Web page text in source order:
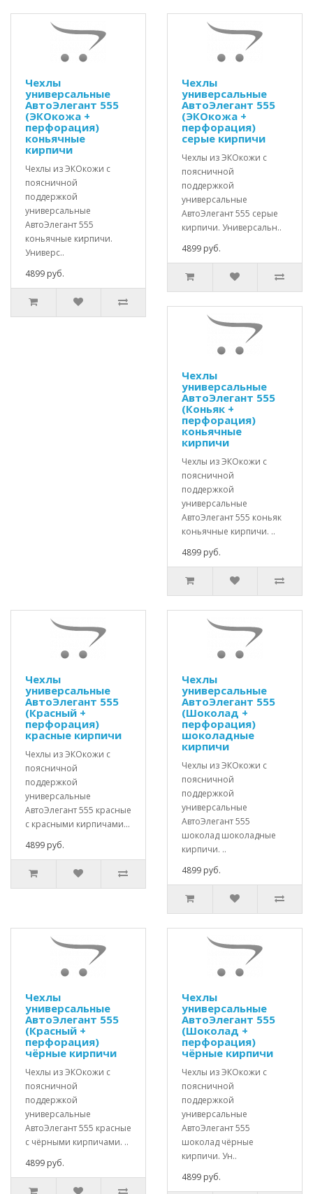
Чехлы
универсальные
АвтоЭлегант 555
(ЭКОкожа +
перфорация)
коньячные
кирпичи
Чехлы из ЭКОкожи с
поясничной
поддержкой
универсальные
АвтоЭлегант 555
коньячные кирпичи.
Универс..
4899 руб.
Чехлы
универсальные
АвтоЭлегант 555
(ЭКОкожа +
перфорация)
серые кирпичи
Чехлы из ЭКОкожи с
поясничной
поддержкой
универсальные
АвтоЭлегант 555 серые
кирпичи. Универсальн..
4899 руб.
Чехлы
универсальные
АвтоЭлегант 555
(Коньяк +
перфорация)
коньячные
кирпичи
Чехлы из ЭКОкожи с
поясничной
поддержкой
универсальные
АвтоЭлегант 555 коньяк
коньячные кирпичи. ..
4899 руб.
Чехлы
универсальные
АвтоЭлегант 555
(Красный +
перфорация)
красные кирпичи
Чехлы из ЭКОкожи с
поясничной
поддержкой
универсальные
АвтоЭлегант 555 красные
с красными кирпичами...
4899 руб.
Чехлы
универсальные
АвтоЭлегант 555
(Шоколад +
перфорация)
шоколадные
кирпичи
Чехлы из ЭКОкожи с
поясничной
поддержкой
универсальные
АвтоЭлегант 555
шоколад шоколадные
кирпичи. ..
4899 руб.
Чехлы
универсальные
АвтоЭлегант 555
(Красный +
перфорация)
чёрные кирпичи
Чехлы из ЭКОкожи с
поясничной
поддержкой
универсальные
АвтоЭлегант 555 красные
с чёрными кирпичами. ..
4899 руб.
Чехлы
универсальные
АвтоЭлегант 555
(Шоколад +
перфорация)
чёрные кирпичи
Чехлы из ЭКОкожи с
поясничной
поддержкой
универсальные
АвтоЭлегант 555
шоколад чёрные
кирпичи. Ун..
4899 руб.